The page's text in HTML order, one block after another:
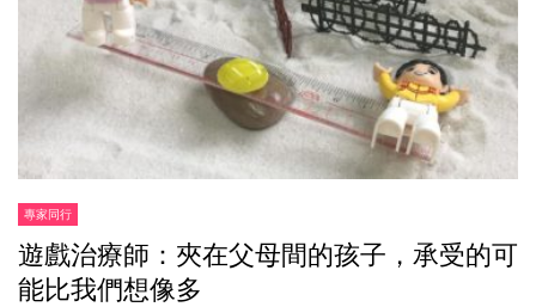
專家同行
遊戲治療師：夾在父母間的孩子，承受的可
能比我們想像多